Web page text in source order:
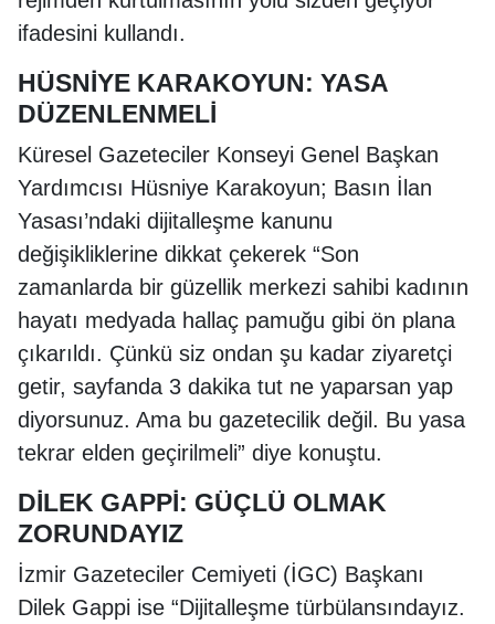
ifadesini kullandı.
HÜSNİYE KARAKOYUN: YASA
DÜZENLENMELİ
Küresel Gazeteciler Konseyi Genel Başkan
Yardımcısı Hüsniye Karakoyun; Basın İlan
Yasası’ndaki dijitalleşme kanunu
değişikliklerine dikkat çekerek “Son
zamanlarda bir güzellik merkezi sahibi kadının
hayatı medyada hallaç pamuğu gibi ön plana
çıkarıldı. Çünkü siz ondan şu kadar ziyaretçi
getir, sayfanda 3 dakika tut ne yaparsan yap
diyorsunuz. Ama bu gazetecilik değil. Bu yasa
tekrar elden geçirilmeli” diye konuştu.
DİLEK GAPPİ: GÜÇLÜ OLMAK
ZORUNDAYIZ
İzmir Gazeteciler Cemiyeti (İGC) Başkanı
Dilek Gappi ise “Dijitalleşme türbülansındayız.